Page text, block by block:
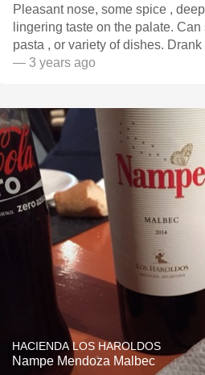
Pleasant nose, some spice ,
lingering taste on the palate.
pasta , or variety of dishes.
— 3 years ago
HACIENDA LOS HAROLDOS
Nampe Mendoza Malbec